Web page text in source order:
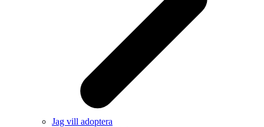
Jag vill adoptera